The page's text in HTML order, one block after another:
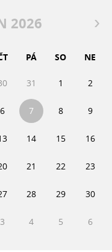
2026
PÁ SO NE
31 1 2
6 7 8 9
14 15 16
21 22 23
28 29 30
3 4 5 6